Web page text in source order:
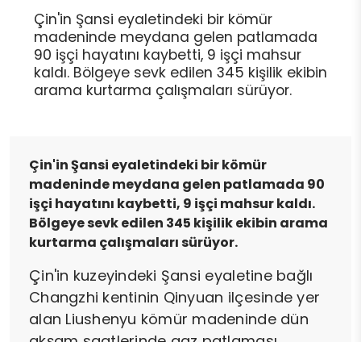
Çin'in Şansi eyaletindeki bir kömür
madeninde meydana gelen patlamada
90 işçi hayatını kaybetti, 9 işçi mahsur
kaldı. Bölgeye sevk edilen 345 kişilik ekibin
arama kurtarma çalışmaları sürüyor.
Çin'in Şansi eyaletindeki bir kömür
madeninde meydana gelen patlamada 90
işçi hayatını kaybetti, 9 işçi mahsur kaldı.
Bölgeye sevk edilen 345 kişilik ekibin arama
kurtarma çalışmaları sürüyor.
Çin'in kuzeyindeki Şansi eyaletine bağlı
Changzhi kentinin Qinyuan ilçesinde yer
alan Liushenyu kömür madeninde dün